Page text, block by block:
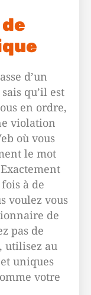
d’un
qu’il est
en ordre,
violation
où vous
le mot
à de
voulez vous
de
pas de
utilisez au
uniques
votre